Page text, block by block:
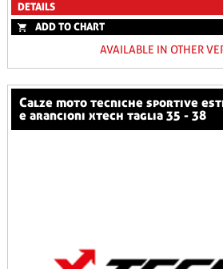
DETAILS
ADD TO CHART
AVAILABLE IN OTHER
calze moto tecniche sportive estive leggere grigie
e arancioni xtech taglia 35 - 38